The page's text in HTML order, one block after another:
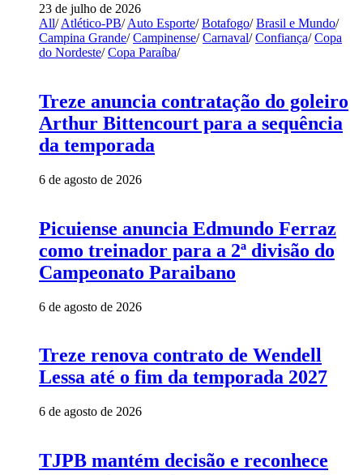
23 de julho de 2026
All/ Atlético-PB/ Auto Esporte/ Botafogo/ Brasil e Mundo/
Campina Grande/ Campinense/ Carnaval/ Confiança/ Copa
do Nordeste/ Copa Paraíba/
Treze anuncia contratação do goleiro
Arthur Bittencourt para a sequência
da temporada
6 de agosto de 2026
Picuiense anuncia Edmundo Ferraz
como treinador para a 2ª divisão do
Campeonato Paraibano
6 de agosto de 2026
Treze renova contrato de Wendell
Lessa até o fim da temporada 2027
6 de agosto de 2026
TJPB mantém decisão e reconhece